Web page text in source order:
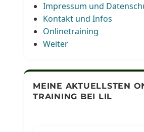
Impressum und
Kontakt und Infos
Onlinetraining
Weiter
MEINE AKTUELLSTEN
TRAINING BEI LIL